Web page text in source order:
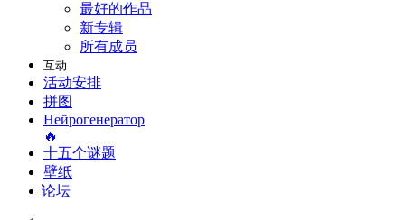
最好的作品
新专辑
所有成员
互动
活动安排
拼图
Нейрогенератор
🔥
十五个谜题
壁纸
论坛